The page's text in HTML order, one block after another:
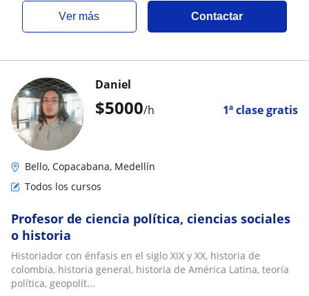
ver más Contactar
$5000/h 1ª clase gratis
Daniel
Bello, Copacabana, Medellín
Todos los cursos
Profesor de ciencia política, ciencias sociales
o historia
Historiador con énfasis en el siglo XIX y XX, historia de
colombia, historia general, historia de América Latina, teoría
política, geopolít...